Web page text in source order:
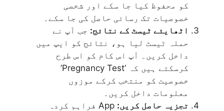
کو محفوظ کیا جا سکے اور شخصی
خصوصیات تک رسائی حاصل کی جا سکے۔
اٹھایئے ٹیسٹ کے نتائج: جب آپ نے
حملہ ٹیسٹ لیا ہو، نتائج کو ایپ میں
داخل کریں۔ آپ اس کام کو اس طرح
کرسکتے ہیں کہ ‘Pregnancy Test’
خصوصیت کو منتخب کرکے موزوں
معلومات داخل کریں۔
تجزیہ حاصل کریں:
App فراہم کردہ